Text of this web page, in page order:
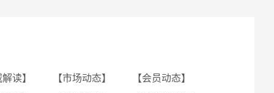
解读】 【市场动态】
【会员动态】